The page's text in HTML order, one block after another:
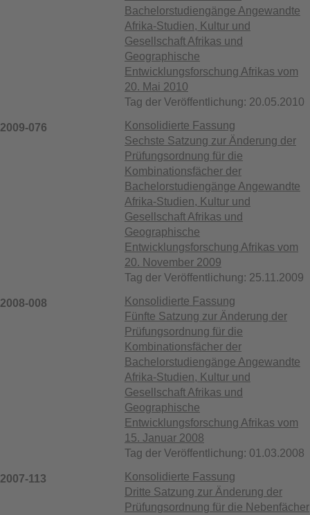
Bachelorstudiengänge Angewandte
Afrika-Studien, Kultur und
Gesellschaft Afrikas und
Geographische
Entwicklungsforschung Afrikas vom
20. Mai 2010
Tag der Veröffentlichung: 20.05.2010
2009-076
Konsolidierte Fassung
Sechste Satzung zur Änderung der
Prüfungsordnung für die
Kombinationsfächer der
Bachelorstudiengänge Angewandte
Afrika-Studien, Kultur und
Gesellschaft Afrikas und
Geographische
Entwicklungsforschung Afrikas vom
20. November 2009
Tag der Veröffentlichung: 25.11.2009
2008-008
Konsolidierte Fassung
Fünfte Satzung zur Änderung der
Prüfungsordnung für die
Kombinationsfächer der
Bachelorstudiengänge Angewandte
Afrika-Studien, Kultur und
Gesellschaft Afrikas und
Geographische
Entwicklungsforschung Afrikas vom
15. Januar 2008
Tag der Veröffentlichung: 01.03.2008
2007-113
Konsolidierte Fassung
Dritte Satzung zur Änderung der
Prüfungsordnung für die Nebenfächer